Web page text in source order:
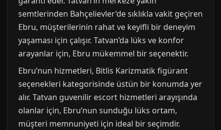
semtlerinden Bahçelievler’de sıklıkla vakit geçiren
Ebru, müşterilerinin rahat ve keyifli bir deneyim
yaşaması için çalışır. Tatvan’da lüks ve konfor
arayanlar için, Ebru mükemmel bir seçenektir.
Ebru’nun hizmetleri, Bitlis Karizmatik figürant
seçenekleri kategorisinde üstün bir konumda yer
alır. Tatvan guvenilir escort hizmetleri arayışında
olanlar için, Ebru’nun sunduğu lüks ortam,
müşteri memnuniyeti için ideal bir seçimdir.